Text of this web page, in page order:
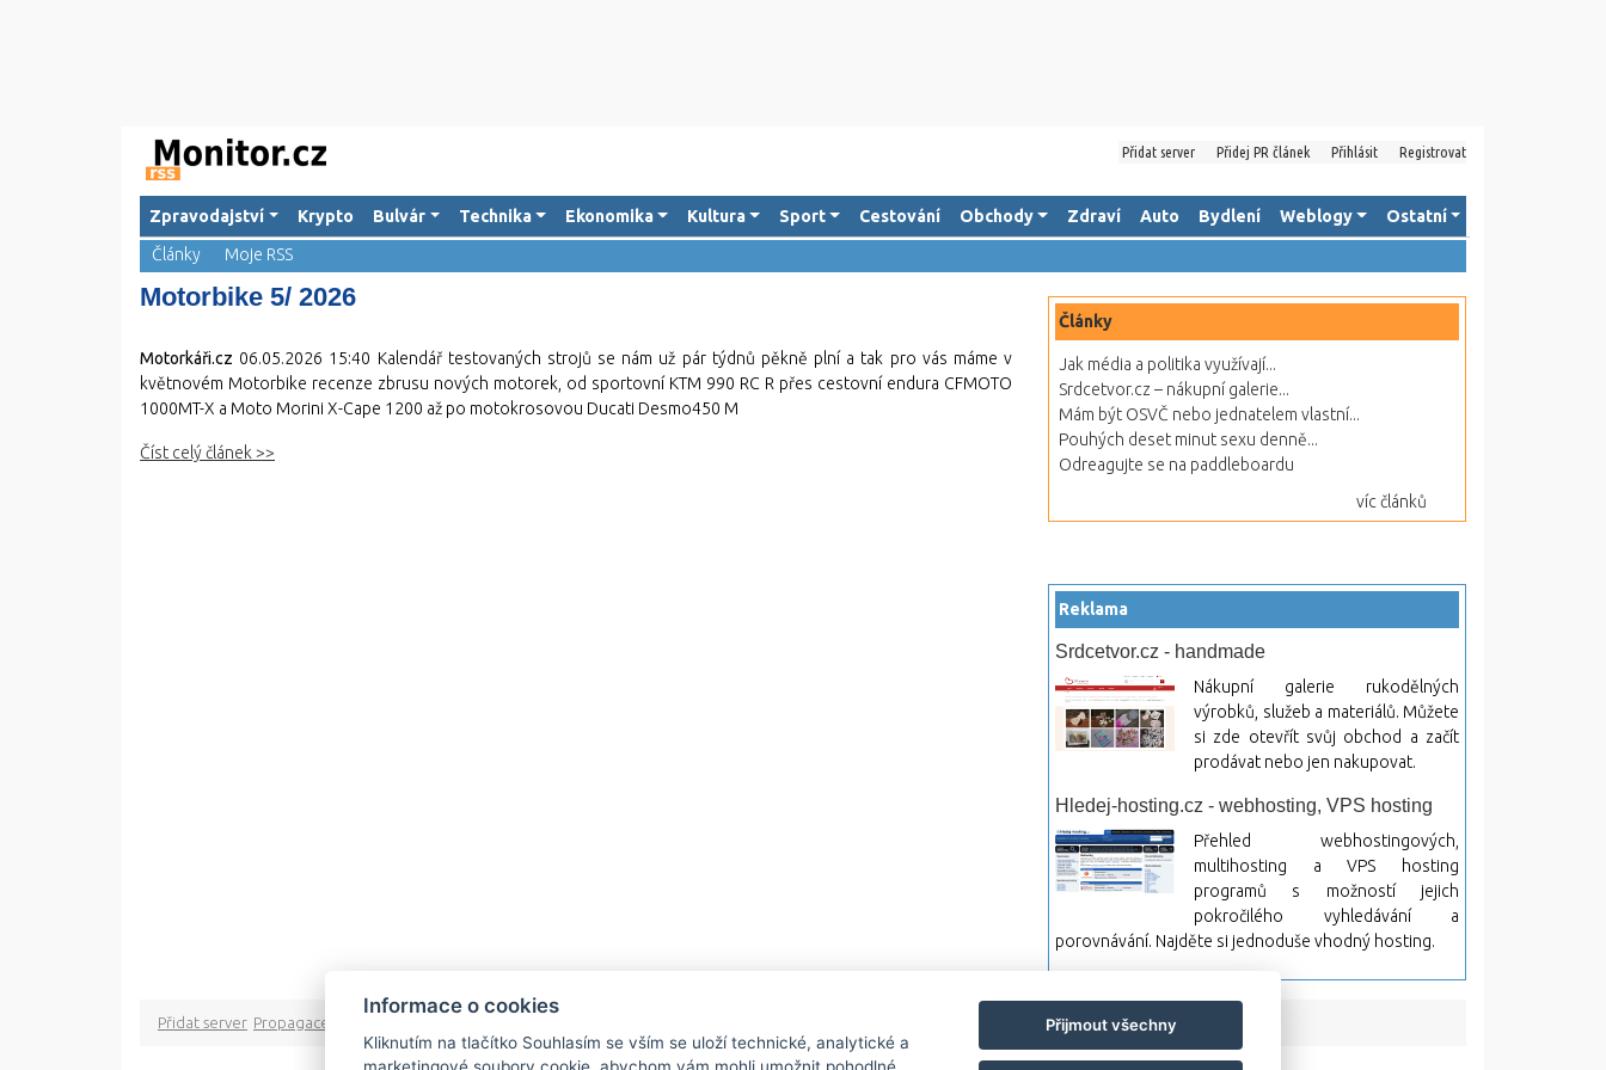
Přidat server Přidej PR článek Přihlásit Registrovat
Zpravodajství Krypto Bulvár Technika Ekonomika Kultura Sport Cestování Obchody Zdraví Auto Bydlení Weblogy
Ostatní
Články
Moje RSS
Motorbike 5/ 2026
Motorkáři.cz 06.05.2026 15:40 Kalendář testovaných strojů se nám už pár týdnů pěkně plní a tak pro vás máme v
květnovém Motorbike recenze zbrusu nových motorek, od sportovní KTM 990 RC R přes cestovní endura CFMOTO
1000MT-X a Moto Morini X-Cape 1200 až po motokrosovou Ducati Desmo450 M
Číst celý článek >>
Články
Jak média a politika využívají...
Srdcetvor.cz – nákupní galerie...
Mám být OSVČ nebo jednatelem vlastní...
Pouhých deset minut sexu denně...
Odreagujte se na paddleboardu
víc článků
Reklama
Srdcetvor.cz - handmade
Nákupní galerie rukodělných
výrobků, služeb a materiálů. Můžete
si zde otevřít svůj obchod a začít
prodávat nebo jen nakupovat.
Hledej-hosting.cz - webhosting, VPS hosting
Přehled webhostingových,
multihosting a VPS hosting
programů s možností jejich
pokročilého vyhledávání a
porovnávání. Najděte si jednoduše vhodný hosting.
Přidat server Propagace
Informace o cookies
Kliknutím na tlačítko Souhlasím se vším se uloží technické, analytické a
Přijmout všechny